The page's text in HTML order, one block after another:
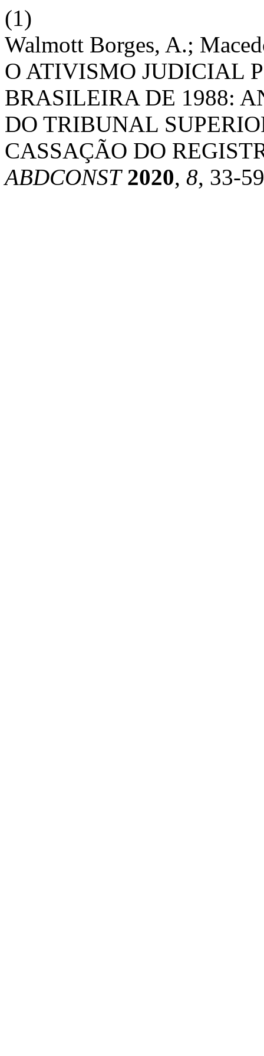
(1)
Walmott Borges, A.;
O ATIVISMO JUDICIAL
BRASILEIRA DE 1988:
DO TRIBUNAL
CASSAÇÃO DO
ABDCONST 2020, 8, 33-